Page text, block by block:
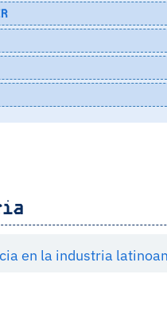
en la industria